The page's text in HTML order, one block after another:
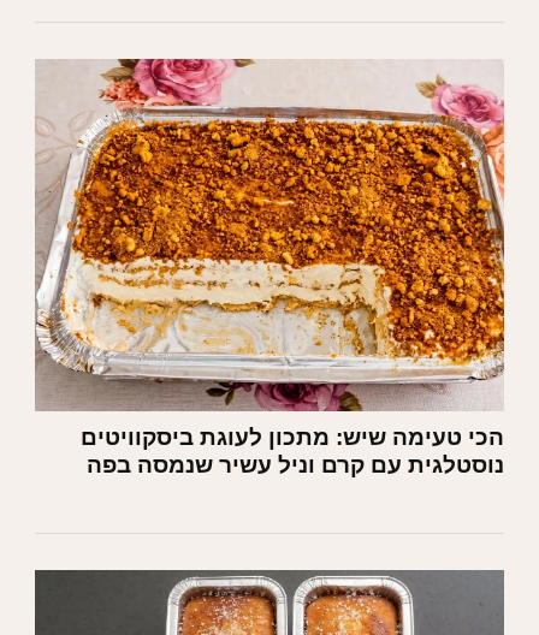
הכי טעימה שיש: מתכון לעוגת ביסקוויטים
נוסטלגית עם קרם וניל עשיר שנמסה בפה